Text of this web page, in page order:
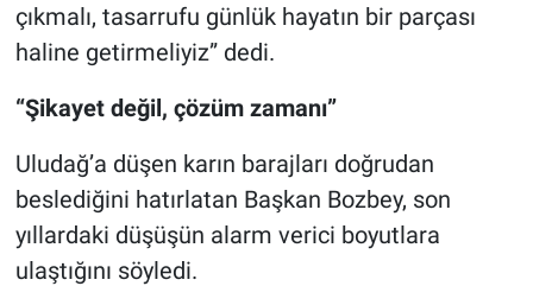
çıkmalı, tasarrufu günlük hayatın bir parçası
haline getirmeliyiz” dedi.
“Şikayet değil, çözüm zamanı”
Uludağ’a düşen karın barajları doğrudan
beslediğini hatırlatan Başkan Bozbey, son
yıllardaki düşüşün alarm verici boyutlara
ulaştığını söyledi.